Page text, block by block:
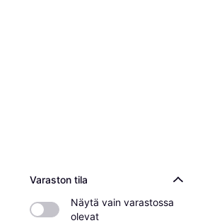
Varaston tila
Näytä vain varastossa
olevat